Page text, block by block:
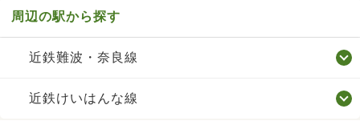
周辺の駅から探す
近鉄難波・奈良線
近鉄けいはんな線